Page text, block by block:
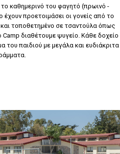
το καθημερινό του φαγητό (πρωινό -
προετοιμάσει οι γονείς από το
τοποθετημένο σε τσαντούλα όπως
διαθέτουμε ψυγείο. Κάθε δοχείο
του παιδιού με μεγάλα και ευδιάκριτα